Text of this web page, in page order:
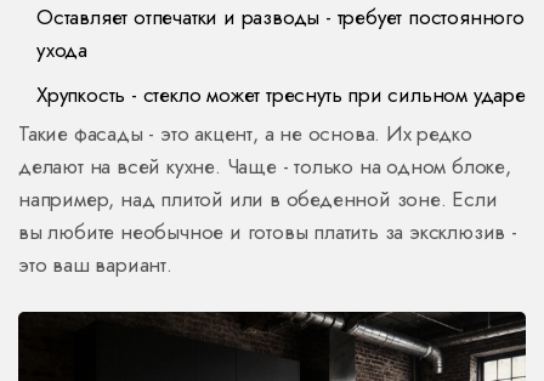
Оставляет отпечатки и разводы - требует постоянного
ухода
Хрупкость - стекло может треснуть при сильном ударе
Такие фасады - это акцент, а не основа. Их редко
делают на всей кухне. Чаще - только на одном блоке,
например, над плитой или в обеденной зоне. Если
вы любите необычное и готовы платить за эксклюзив -
это ваш вариант.